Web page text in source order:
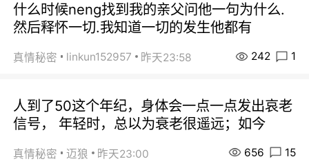
什么时候neng找到我的亲父问他一句为什么.
然后释怀一切.我知道一切的发生他都有
真情秘密 linkun152957 昨天23:58 242 1
人到了50这个年纪，身体会一点一点发出哀老
信号， 年轻时，总以为衰老很遥远；如今
真情秘密 迈狼 昨天23:00 656 15